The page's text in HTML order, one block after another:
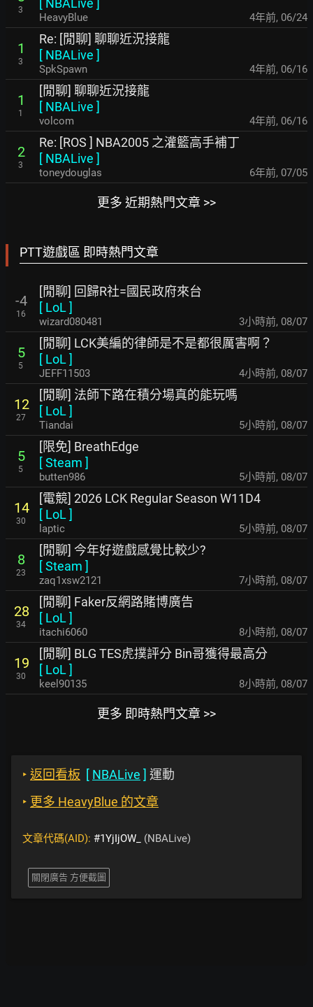
3
[ NBALive ]
HeavyBlue 4年前, 06/24
1
3
Re: [閒聊] 聊聊近況接龍
[ NBALive ]
SpkSpawn 4年前, 06/16
1
1
[閒聊] 聊聊近況接龍
[ NBALive ]
volcom 4年前, 06/16
2
3
Re: [ROS ] NBA2005 之灌籃高手補丁
[ NBALive ]
toneydouglas 6年前, 07/05
更多 近期熱門文章 >>
PTT遊戲區 即時熱門文章
-4
16
[閒聊] 回歸R社=國民政府來台
[ LoL ]
wizard080481 3小時前, 08/07
5
5
[閒聊] LCK美編的律師是不是都很厲害啊？
[ LoL ]
JEFF11503 4小時前, 08/07
12
27
[閒聊] 法師下路在積分場真的能玩嗎
[ LoL ]
Tiandai 5小時前, 08/07
5
5
[限免] BreathEdge
[Steam ]
butten986 5小時前, 08/07
14
30
[電競] 2026 LCK Regular Season W11D4
[ LoL ]
laptic 5小時前, 08/07
8
23
[閒聊] 今年好遊戲感覺比較少?
[Steam ]
zaq1xsw2121 7小時前, 08/07
28
34
[閒聊] Faker反網路賭博廣告
[ LoL ]
itachi6060 8小時前, 08/07
19
30
[閒聊] BLG TES虎撲評分 Bin哥獲得最高分
[ LoL ]
keel90135 8小時前, 08/07
更多 即時熱門文章 >>
‣ 返回看板 [ NBALive ] 運動
‣ 更多 HeavyBlue 的文章
文章代碼(AID): #1YjIjOW_ (NBALive)
關閉廣告 方便截圖